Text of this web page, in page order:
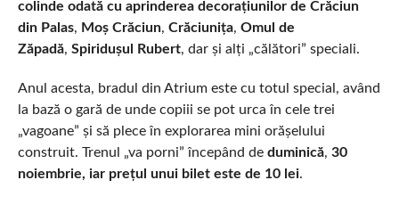
colinde odată cu aprinderea decorațiunilor de Crăciun
din Palas, Moș Crăciun, Crăciunița, Omul de
Zăpadă, Spiridușul Rubert, dar și alți „călători” speciali.
Anul acesta, bradul din Atrium este cu totul special, având
la bază o gară de unde copiii se pot urca în cele trei
„vagoane” și să plece în explorarea mini orășelului
construit. Trenul „va porni” începând de duminică, 30
noiembrie, iar prețul unui bilet este de 10 lei.